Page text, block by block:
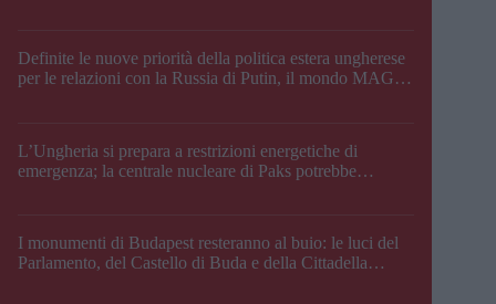
Definite le nuove priorità della politica estera ungherese
per le relazioni con la Russia di Putin, il mondo MAGA,
L’Ungheria si prepara a restrizioni energetiche di
emergenza; la centrale nucleare di Paks potrebbe
I monumenti di Budapest resteranno al buio: le luci del
Parlamento, del Castello di Buda e della Cittadella